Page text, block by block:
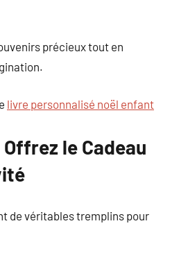
précieux tout en
livre personnalisé noël enfant
le Cadeau
de véritables tremplins pour